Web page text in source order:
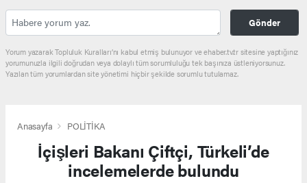
Gönder
Yorum yazarak Topluluk Kuralları’nı kabul etmiş bulunuyor ve ehaber.tv.tr sitesine yaptığınız
yorumunuzla ilgili doğrudan veya dolaylı tüm sorumluluğu tek başınıza üstleniyorsunuz.
Yazılan tüm yorumlardan site yönetimi hiçbir şekilde sorumlu tutulamaz.
Anasayfa POLİTİKA
İçişleri Bakanı Çiftçi, Türkeli’de
incelemelerde bulundu